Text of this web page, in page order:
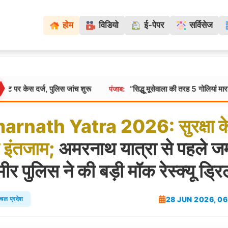
होम विडियो ई-पेपर सर्विसेज
जांच शुरू पंजाब: “सिद्धू मूसेवाला की तरह 5 गोलियां मारकर ली बेटे की
Yatra 2026: सुरक्षा
इंतजाम; अमरनाथ यात्रा से पहले
पुलिस ने की बड़ी मॉक रेस्क्यू
प्रदेश 28 JUN 2026,